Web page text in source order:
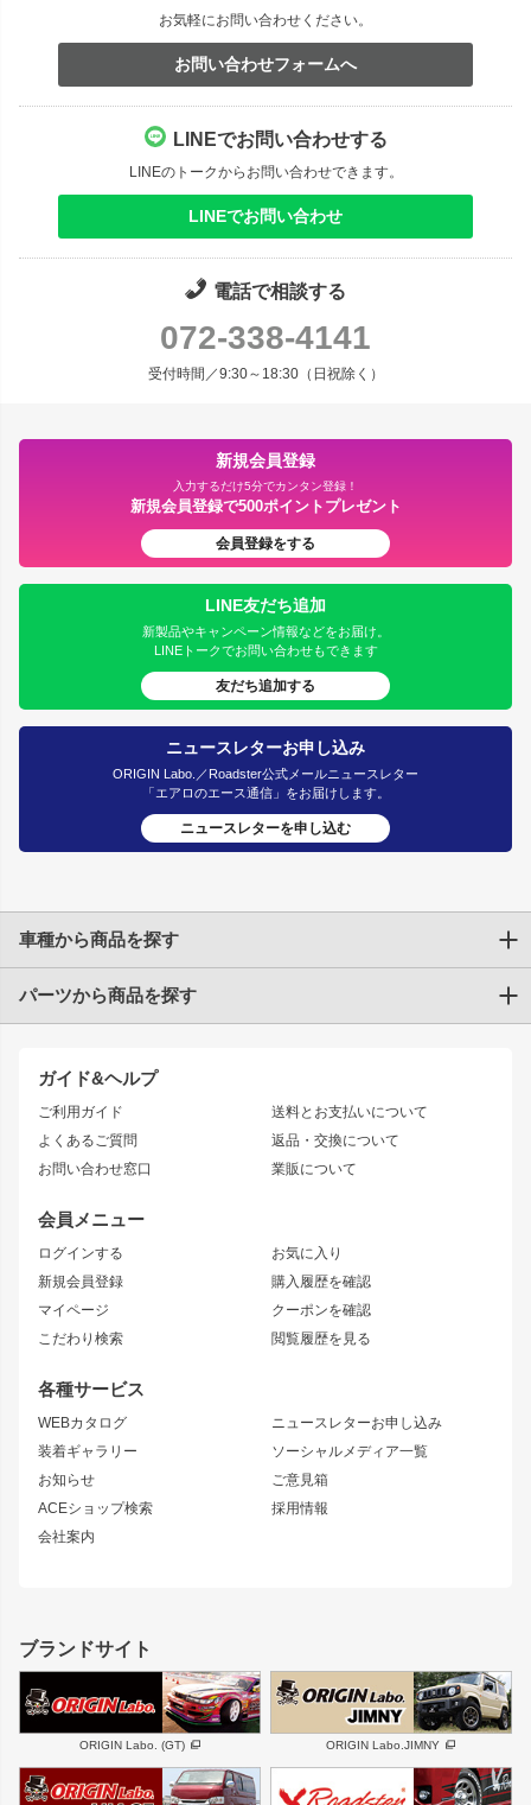
お気軽にお問い合わせください。
お問い合わせフォームへ
LINEでお問い合わせする
LINEのトークからお問い合わせできます。
LINEでお問い合わせ
電話で相談する
072-338-4141
受付時間／9:30～18:30（日祝除く）
新規会員登録
入力するだけ5分でカンタン登録！
新規会員登録で500ポイントプレゼント
会員登録をする
LINE友だち追加
新製品やキャンペーン情報などをお届け。
LINEトークでお問い合わせもできます
友だち追加する
ニュースレターお申し込み
ORIGIN Labo.／Roadster公式メールニュースレター
「エアロのエース通信」をお届けします。
ニュースレターを申し込む
ガイド&ヘルプ
ご利用ガイド
よくあるご質問
お問い合わせ窓口
送料とお支払いについて
返品・交換について
業販について
会員メニュー
ログインする
新規会員登録
マイページ
こだわり検索
お気に入り
購入履歴を確認
クーポンを確認
閲覧履歴を見る
各種サービス
WEBカタログ
装着ギャラリー
お知らせ
ACEショップ検索
会社案内
ニュースレターお申し込み
ソーシャルメディア一覧
ご意見箱
採用情報
車種から商品を探す
トヨタ
JZX90 CHASER
JZX110 MARK II
JZX100 MARK II
JZX90 MARK II
トレノ
マークX
アリスト
ソアラ
アルテッツァ
ニッサン
S15 シルビア
S14 シルビア 後期
S13 シルビア
180SX
シルエイティ
ワンビア
ローレル
セフィーロ
キャラバン
スズキ
GS350
SC
スバル 三菱
デリカ D:5
軽自動車 汎用
パーツから商品を探す
エアロシリーズ
ドリフトライン
風神
雷神
レーシングライン
アタックライン
ストリームライン
リアウイング
ジムニーパーツ
ホイール
MUD-S7
MUD-SR7
まつど家 鉄漢
ボンネット
フェンダー
サイドパーツ
リアゲート
メンテナンスパーツ
ハイエースパーツ
ホイール
ブランドサイト
ORIGIN Labo. (GT) ORIGIN Labo.JIMNY